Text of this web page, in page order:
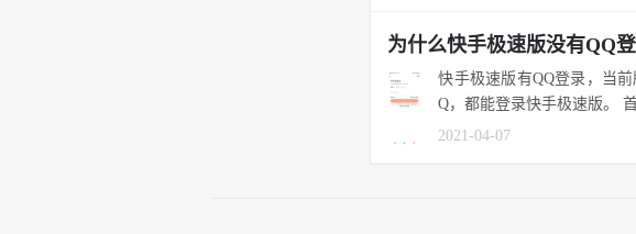
为什么快手极速版没有QQ
快手极速版有QQ登录，当
Q，都能登录快手极速版。
2021-04-07